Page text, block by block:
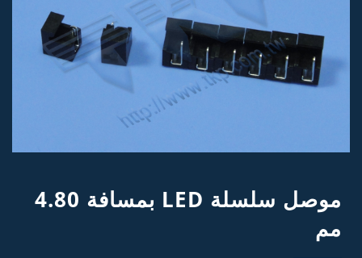
موصل سلسلة LED بمسافة 4.80
مم